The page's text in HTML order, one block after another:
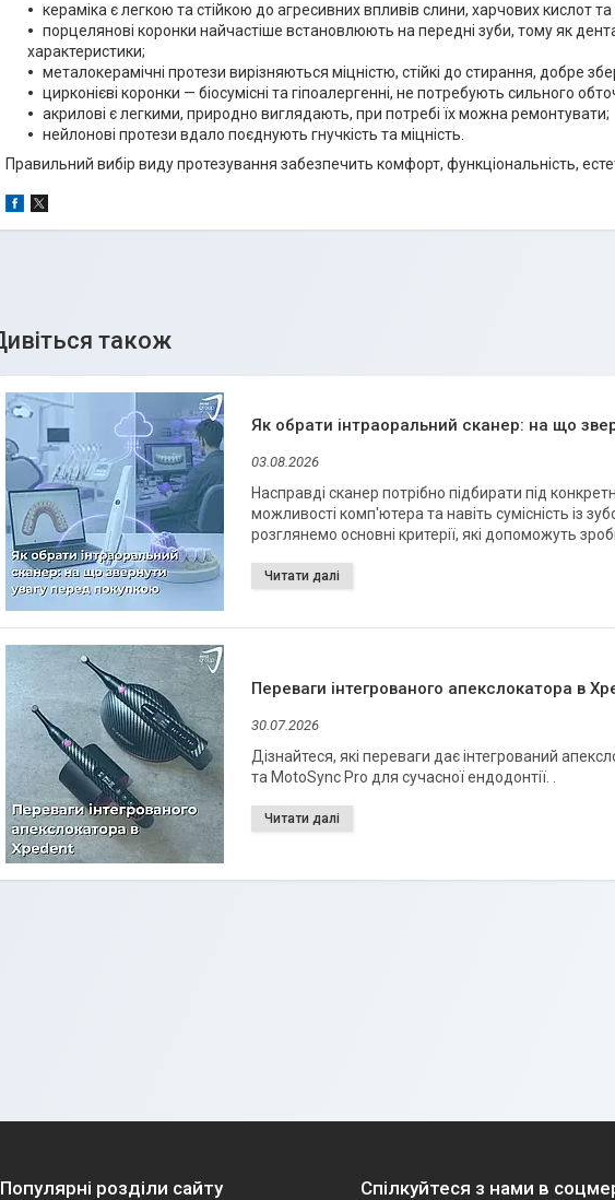
кераміка є легкою та стійкою до агресивних впливів слини, харчових кислот
порцелянові коронки найчастіше встановлюють на передні зуби, тому як
характеристики;
металокерамічні протези вирізняються міцністю, стійкі до стирання, добре
цирконієві коронки — біосумісні та гіпоалергенні, не потребують сильного
акрилові є легкими, природно виглядають, при потребі їх можна ремонтувати;
нейлонові протези вдало поєднують гнучкість та міцність.
Правильний вибір виду протезування забезпечить комфорт, функціональність,
Як обрати інтраоральний сканер: на що
03.08.2026
Насправді сканер потрібно підбирати під
можливості комп'ютера та навіть сумісність із
розглянемо основні критерії, які допоможуть
Переваги інтегрованого апекслокатора в
30.07.2026
Дізнайтеся, які переваги дає інтегрований
та MotoSync Pro для сучасної ендодонтії. .
Популярні розділи сайту Спілкуйтеся з нами в